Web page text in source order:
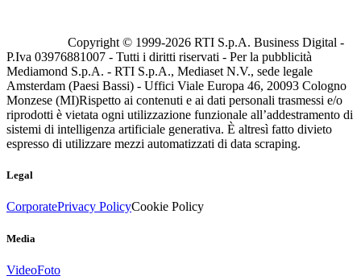
Copyright © 1999-2026 RTI S.p.A. Business Digital -
P.Iva 03976881007 - Tutti i diritti riservati - Per la pubblicità
Mediamond S.p.A. - RTI S.p.A., Mediaset N.V., sede legale
Amsterdam (Paesi Bassi) - Uffici Viale Europa 46, 20093 Cologno
Monzese (MI)Rispetto ai contenuti e ai dati personali trasmessi e/o
riprodotti è vietata ogni utilizzazione funzionale all’addestramento di
sistemi di intelligenza artificiale generativa. È altresì fatto divieto
espresso di utilizzare mezzi automatizzati di data scraping.
Legal
CorporatePrivacy PolicyCookie Policy
Media
VideoFoto